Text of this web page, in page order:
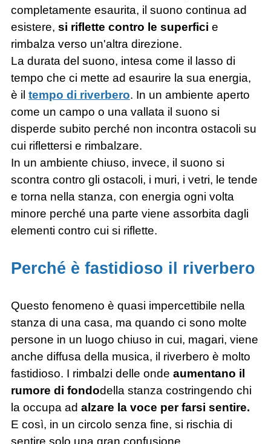
completamente esaurita, il suono continua ad
esistere, si riflette contro le superfici e
rimbalza verso un'altra direzione.
La durata del suono, intesa come il lasso di
tempo che ci mette ad esaurire la sua energia,
è il tempo di riverbero. In un ambiente aperto
come un campo o una vallata il suono si
disperde subito perché non incontra ostacoli su
cui riflettersi e rimbalzare.
In un ambiente chiuso, invece, il suono si
scontra contro gli ostacoli, i muri, i vetri, le tende
e torna nella stanza, con energia ogni volta
minore perché una parte viene assorbita dagli
elementi contro cui si riflette.
Perché è fastidioso il riverbero
Questo fenomeno è quasi impercettibile nella
stanza di una casa, ma quando ci sono molte
persone in un luogo chiuso in cui, magari, viene
anche diffusa della musica, il riverbero è molto
fastidioso. I rimbalzi delle onde aumentano il
rumore di fondodella stanza costringendo chi
la occupa ad alzare la voce per farsi sentire.
E così, in un circolo senza fine, si rischia di
sentire solo una gran confusione.